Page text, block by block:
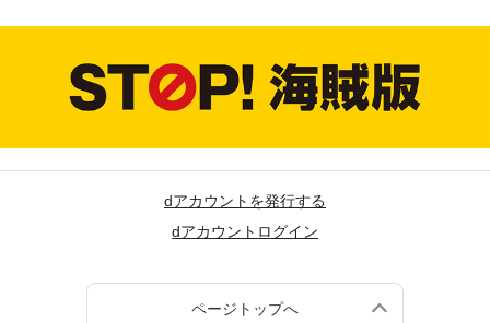
dアカウントを発行する
dアカウントログイン
ページトップへ